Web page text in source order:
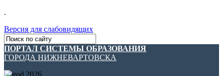
.
Версия для слабовидящих
ПОРТАЛ СИСТЕМЫ ОБРАЗОВАНИЯ
ГОРОДА НИЖНЕВАРТОВСКА